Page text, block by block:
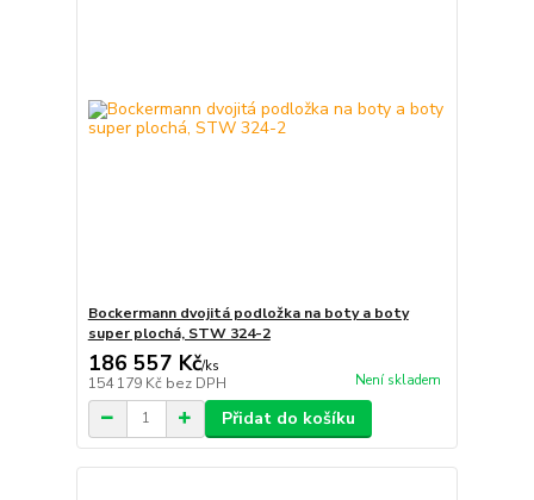
Bockermann dvojitá podložka na boty a boty
super plochá, STW 324-2
186 557 Kč/ks
154 179 Kč bez DPH Není skladem
Přidat do košíku